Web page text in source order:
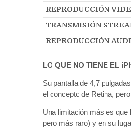
REPRODUCCIÓN
TRANSMISIÓN
REPRODUCCIÓN
LO QUE NO TIENE EL
Su pantalla de 4,7
el concepto de Retina,
Una limitación más es que
pero más raro) y en su